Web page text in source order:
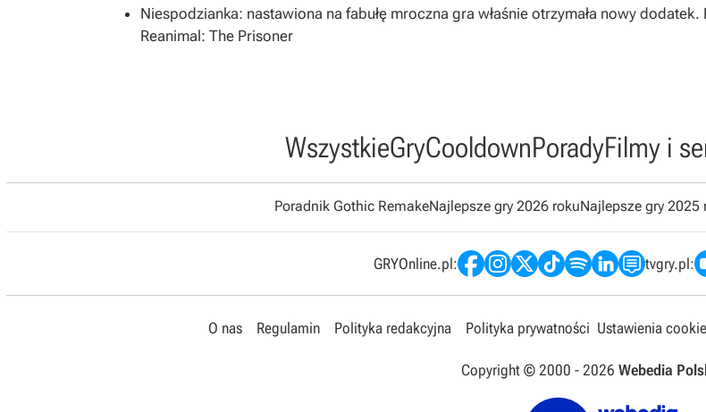
Niespodzianka: nastawiona na fabułę mroczna gra właśnie otrzymała nowy dodatek.
Reanimal: The Prisoner
WszystkieGryCooldownPoradyFilmy i
Poradnik Gothic RemakeNajlepsze gry 2026 rokuNajlepsze gry 2025
GRYOnline.pl: tvgry.pl:
O nas Regulamin Polityka redakcyjna Polityka prywatności Ustawienia
Copyright © 2000 - 2026 Webedia